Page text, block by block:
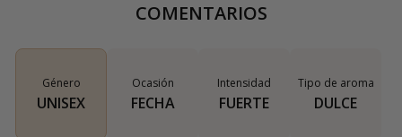
COMENTARIOS
Género
UNISEX
Ocasión
FECHA
Intensidad
FUERTE
Tipo de aroma
DULCE